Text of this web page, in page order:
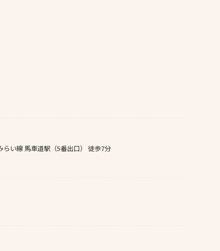
い線 馬車道駅（5番出口） 徒歩7分